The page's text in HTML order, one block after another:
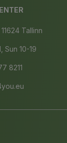
Tallinn
Sun 10-19
8211